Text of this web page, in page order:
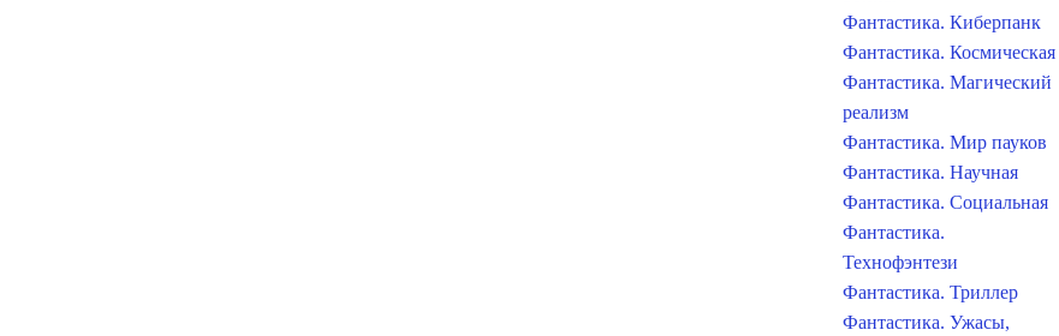
Фантастика. Киберпанк
Фантастика. Космическая
Фантастика. Магический
реализм
Фантастика. Мир пауков
Фантастика. Научная
Фантастика. Социальная
Фантастика.
Технофэнтези
Фантастика. Триллер
Фантастика. Ужасы,